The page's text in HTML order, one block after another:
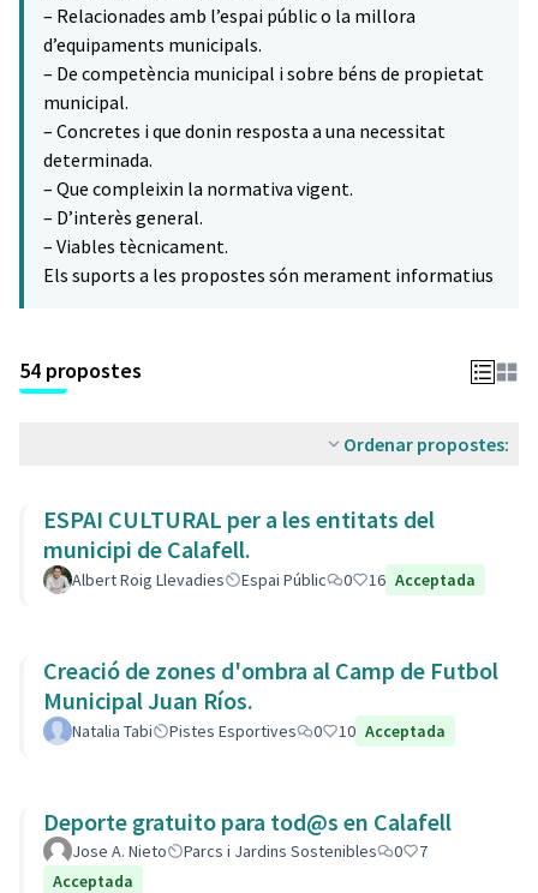
– Relacionades amb l’espai públic o la millora
d’equipaments municipals.
– De competència municipal i sobre béns de propietat
municipal.
– Concretes i que donin resposta a una necessitat
determinada.
– Que compleixin la normativa vigent.
– D’interès general.
– Viables tècnicament.
Els suports a les propostes són merament informatius
54 propostes
Ordenar propostes:
ESPAI CULTURAL per a les entitats del
municipi de Calafell.
Albert Roig Llevadies Espai Públic 0 16 Acceptada
Creació de zones d'ombra al Camp de Futbol
Municipal Juan Ríos.
Natalia Tabi Pistes Esportives 0 10 Acceptada
Deporte gratuito para tod@s en Calafell
Jose A. Nieto Parcs i Jardins Sostenibles 0
7
Acceptada